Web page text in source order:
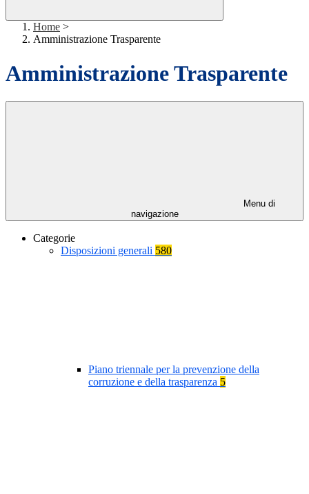
Home >
Amministrazione Trasparente
Amministrazione Trasparente
Menu di
navigazione
Categorie
Disposizioni generali 580
Piano triennale per la prevenzione della
corruzione e della trasparenza 5